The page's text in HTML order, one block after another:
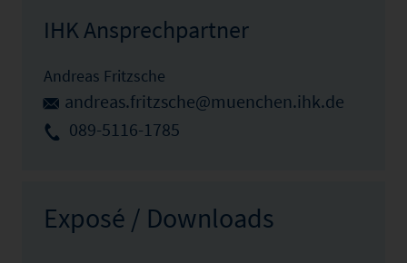
IHK Ansprechpartner
Andreas Fritzsche
andreas.fritzsche@muenchen.ihk.de
089-5116-1785
Exposé / Downloads